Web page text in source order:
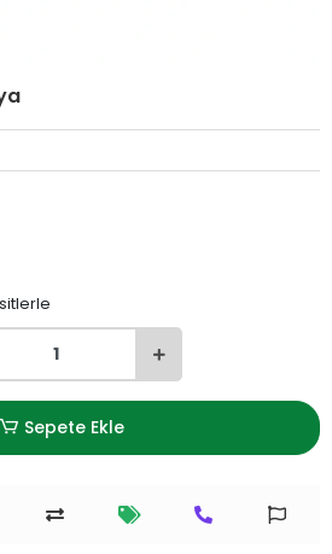
Sepete Ekle